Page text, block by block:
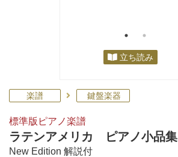
立ち読み
楽譜 鍵盤楽器
標準版ピアノ楽譜
ラテンアメリカ ピアノ小品集
New Edition 解説付